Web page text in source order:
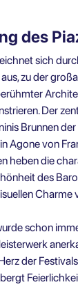
des
sich
zu der
Der
Brunnen
Agone von
heben die
des
Charme
schon
der